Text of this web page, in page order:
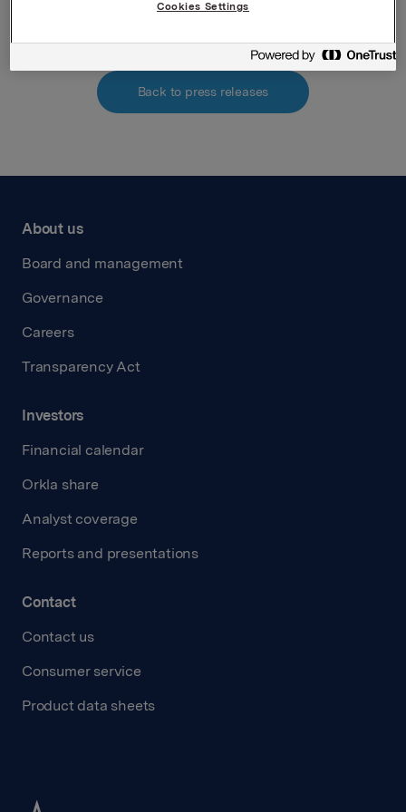
Back to press releases
About us
Board and management
Governance
Careers
Transparency Act
Investors
Financial calendar
Orkla share
Analyst coverage
Reports and presentations
Contact
Contact us
Consumer service
Product data sheets
Cookies Settings